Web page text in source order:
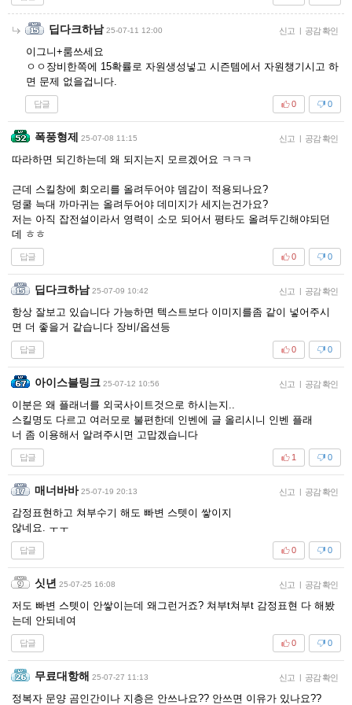
딥다크하남 25-07-11 12:00 신고 | 공감 확인
이그니+룸쓰세요
ㅇㅇ장비한쪽에 15확률로 자원생성넣고 시즌템에서 자원챙기시고 하
면 문제 없을겁니다.
답글 0
0
폭풍형제 25-07-08 11:15 신고 | 공감 확인
따라하면 되긴하는데 왜 되지는지 모르겠어요 ㅋㅋㅋ
근데 스킬창에 회오리를 올려두어야 뎀감이 적용되나요?
덩쿨 늑대 까마귀는 올려두어야 데미지가 세지는건가요?
저는 아직 잡전설이라서 영력이 소모 되어서 평타도 올려두긴해야되던
데 ㅎㅎ
답글 0
0
딥다크하남 25-07-09 10:42 신고 | 공감 확인
항상 잘보고 있습니다 가능하면 텍스트보다 이미지를좀 같이 넣어주시
면 더 좋을거 같습니다 장비/옵션등
답글 0
0
아이스블링크 25-07-12 10:56 신고 | 공감 확인
이분은 왜 플래너를 외국사이트것으로 하시는지..
스킬명도 다르고 여러모로 불편한데 인벤에 글 올리시니 인벤 플래
너 좀 이용해서 알려주시면 고맙겠습니다
답글 0
1
매너바바 25-07-19 20:13 신고 | 공감 확인
감정표현하고 쳐부수기 해도 빠변 스텟이 쌓이지
않네요. ㅜㅜ
답글 0
0
싯년 25-07-25 16:08 신고 | 공감 확인
저도 빠변 스텟이 안쌓이는데 왜그런거죠? 쳐부t쳐부t 감정표현 다 해봤
는데 안되네여
답글 0
0
무료대항해 25-07-27 11:13 신고 | 공감 확인
정복자 문양 곰인간이나 지층은 안쓰나요?? 안쓰면 이유가 있나요??